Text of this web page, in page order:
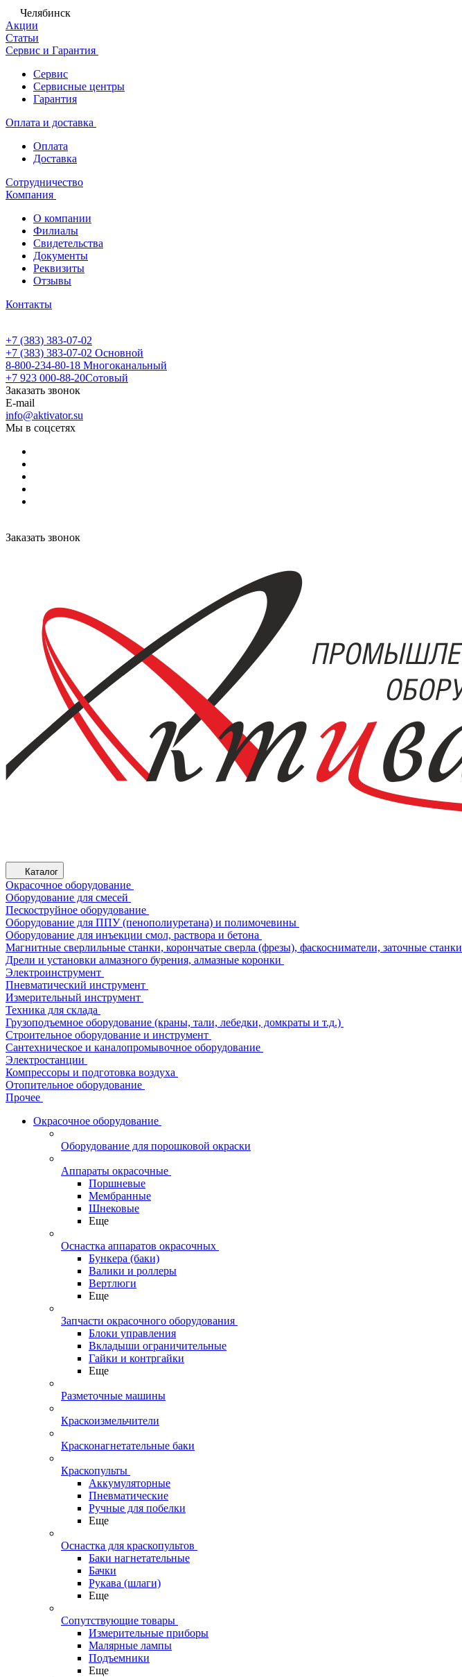
Челябинск
Акции
Статьи
Сервис и Гарантия
Сервис
Сервисные центры
Гарантия
Оплата и доставка
Оплата
Доставка
Сотрудничество
Компания
О компании
Филиалы
Свидетельства
Документы
Реквизиты
Отзывы
Контакты
+7 (383) 383-07-02
+7 (383) 383-07-02 Основной
8-800-234-80-18 Многоканальный
+7 923 000-88-20Сотовый
Заказать звонок
E-mail
info@aktivator.su
Мы в соцсетях
Заказать звонок
Каталог
Окрасочное оборудование
Оборудование для смесей
Пескоструйное оборудование
Оборудование для ППУ (пенополиуретана) и полимочевины
Оборудование для инъекции смол, раствора и бетона
Магнитные сверлильные станки, корончатые сверла (фрезы), фаскосниматели, заточные станки
Дрели и установки алмазного бурения, алмазные коронки
Электроинструмент
Пневматический инструмент
Измерительный инструмент
Техника для склада
Грузоподъемное оборудование (краны, тали, лебедки, домкраты и т.д.)
Строительное оборудование и инструмент
Сантехническое и каналопромывочное оборудование
Электростанции
Компрессоры и подготовка воздуха
Отопительное оборудование
Прочее
Окрасочное оборудование
Оборудование для порошковой окраски
Аппараты окрасочные
Поршневые
Мембранные
Шнековые
Еще
Оснастка аппаратов окрасочных
Бункера (баки)
Валики и роллеры
Вертлюги
Еще
Запчасти окрасочного оборудования
Блоки управления
Вкладыши ограничительные
Гайки и контргайки
Еще
Разметочные машины
Краскоизмельчители
Красконагнетательные баки
Краскопульты
Аккумуляторные
Пневматические
Ручные для побелки
Еще
Оснастка для краскопультов
Баки нагнетательные
Бачки
Рукава (шлаги)
Еще
Сопутствующие товары
Измерительные приборы
Малярные лампы
Подъемники
Еще